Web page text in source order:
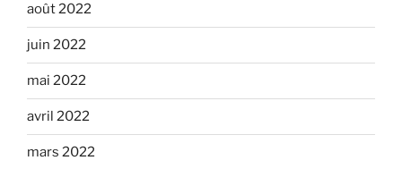
août 2022
juin 2022
mai 2022
avril 2022
mars 2022